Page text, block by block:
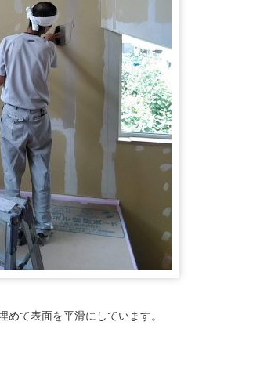
て表面を平滑にしています。